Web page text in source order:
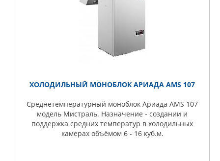
ХОЛОДИЛЬНЫЙ МОНОБЛОК АРИАДА AMS 107
Среднетемпературный моноблок Ариада AMS 107
модель Мистраль. Назначение - создании и
поддержка средних температур в холодильных
камерах объёмом 6 - 16 куб.м.